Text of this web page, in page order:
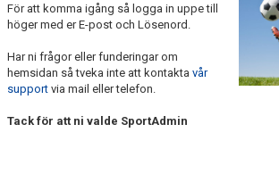
BILDGALLERI
DOKUMENT
KONTAKT
För att komma igång så logga in uppe till
höger med er E-post och Lösenord.
Har ni frågor eller funderingar om
hemsidan så tveka inte att kontakta vår
support via mail eller telefon.
Tack för att ni valde SportAdmin